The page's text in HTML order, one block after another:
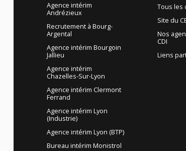
Agence intérim
Andrézieux
Recrutement à Bourg-
Argental
Agence intérim Bourgoin
Jallieu
Agence intérim
Chazelles-Sur-Lyon
Agence intérim Clermont
Ferrand
Agence intérim Lyon
(Industrie)
Agence intérim Lyon (BTP)
Bureau intérim Monistrol
Tous les
Site du
Nos
CDI
Liens